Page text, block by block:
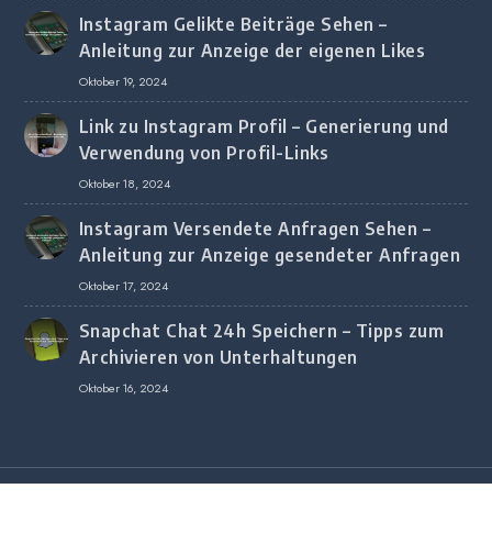
Instagram Gelikte Beiträge Sehen –
Anleitung zur Anzeige der eigenen Likes
Oktober 19, 2024
Link zu Instagram Profil – Generierung und
Verwendung von Profil-Links
Oktober 18, 2024
Instagram Versendete Anfragen Sehen –
Anleitung zur Anzeige gesendeter Anfragen
Oktober 17, 2024
Snapchat Chat 24h Speichern – Tipps zum
Archivieren von Unterhaltungen
Oktober 16, 2024